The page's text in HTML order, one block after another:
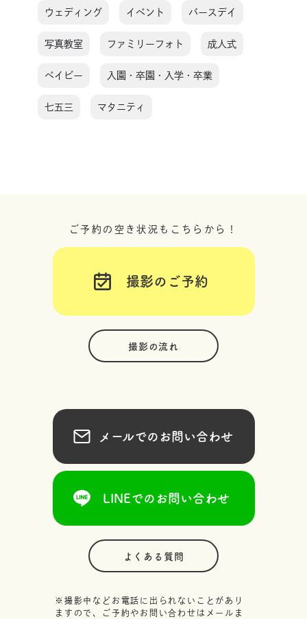
ウェディング イベント バースデイ
写真教室 ファミリーフォト 成人式
ベイビー 入園・卒園・入学・卒業
七五三 マタニティ
ご予約の空き状況もこちらから！
撮影のご予約
撮影の流れ
メールでのお問い合わせ
LINEでのお問い合わせ
よくある質問
※撮影中などお電話に出られないことがあり
ますので、ご予約やお問い合わせはメールま